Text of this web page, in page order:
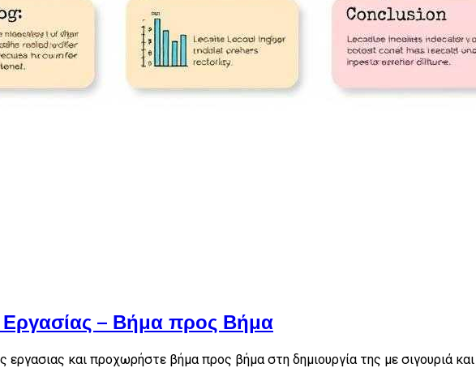
– Βήμα προς Βήμα
εργασιας και προχωρήστε βήμα προς βήμα στη δημιουργία της με σιγουριά και